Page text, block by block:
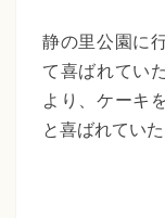
静の里公園に
て喜ばれてい
より、ケーキ
と喜ばれていた